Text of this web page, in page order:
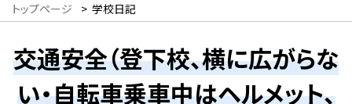
トップページ > 学校日記
交通安全（登下校、横に広がらな
い・自転車乗車中はヘルメット、